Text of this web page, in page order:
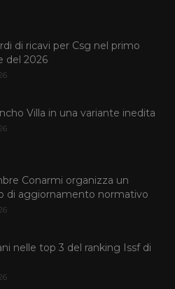
di ricavi per Csg nel primo
del 2026
Villa in una variante inedita
Conarmi organizza un
di aggiornamento normativo
nelle top 3 del ranking Issf di